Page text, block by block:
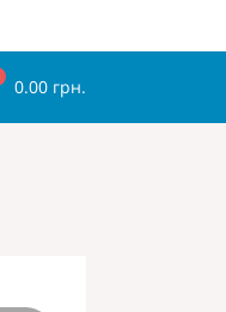
0.00 грн.